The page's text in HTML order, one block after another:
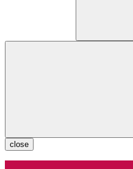
close